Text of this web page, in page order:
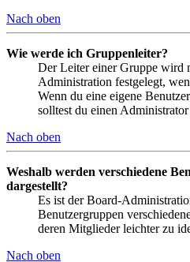
Nach oben
Wie werde ich Gruppenleiter?
Der Leiter einer Gruppe wird
Administration festgelegt,
Wenn du eine eigene
solltest du einen
Nach oben
Weshalb werden verschiedene
dargestellt?
Es ist der Board-
Benutzergruppen
deren Mitglieder leichter zu
Nach oben